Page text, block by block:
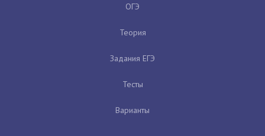
ОГЭ
Теория
Задания ЕГЭ
Тесты
Варианты